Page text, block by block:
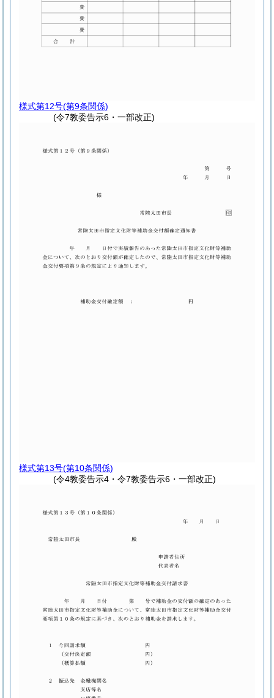
様式第12号(第9条関係)
(令7教委告示6・一部改正)
様式第13号(第10条関係)
(令4教委告示4・令7教委告示6・一部改正)